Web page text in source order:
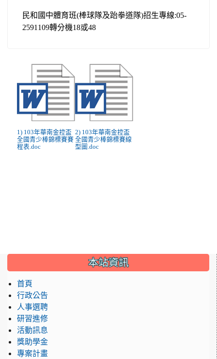
民和國中體育班(棒球隊及跆拳道隊)招生專線:05-
2591109轉分機18或48
1) 103年華南金控盃
全國青少棒錦標賽賽
程表.doc
2) 103年華南金控盃
全國青少棒錦標賽線
型圖.doc
::: 本站資訊
首頁
行政公告
人事選聘
研習進修
活動訊息
獎助學金
專案計畫